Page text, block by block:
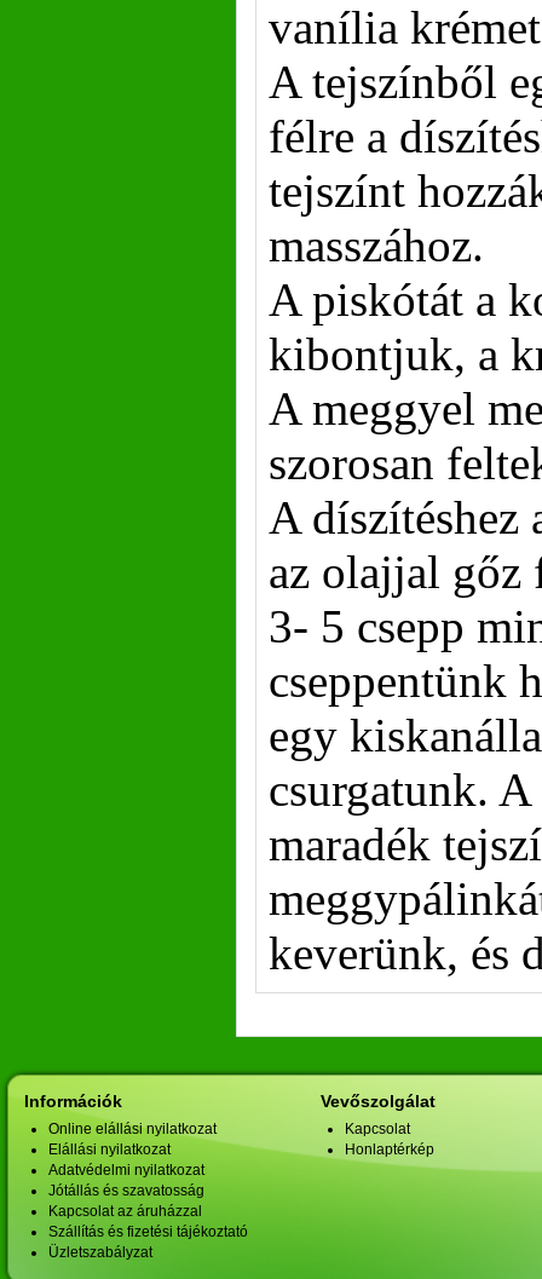
vanília
A tejszínből
félre a
tejszínt
masszához.
A piskótát a
kibontjuk, a
A meggyel
szorosan
A díszítéshez
az olajjal gőz
3- 5 csepp
cseppentünk
egy
csurgatunk.
maradék
keverünk, és
Információk
Online elállási nyilatkozat
Elállási nyilatkozat
Adatvédelmi nyilatkozat
Jótállás és szavatosság
Kapcsolat az áruházzal
Szállítás és fizetési tájékoztató
Üzletszabályzat
Vevőszolgálat
Kapcsolat
Honlaptérkép